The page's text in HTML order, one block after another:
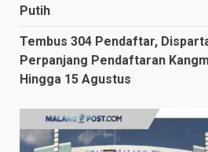
Putih
Tembus 304 Pendaftar,
Perpanjang Pendaftaran
Hingga 15 Agustus